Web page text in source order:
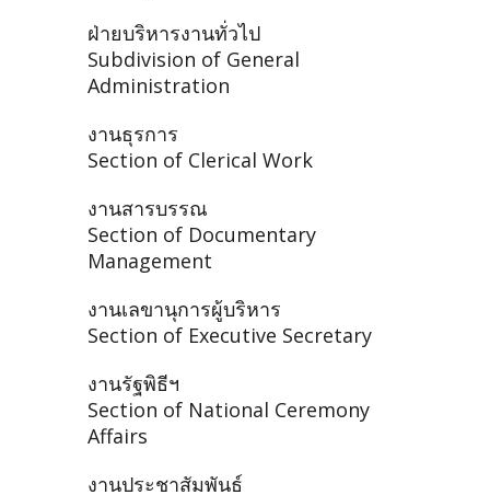
ฝ่ายบริหารงานทั่วไป
Subdivision of General
Administration
งานธุรการ
Section of Clerical Work
งานสารบรรณ
Section of Documentary
Management
งานเลขานุการผู้บริหาร
Section of Executive Secretary
งานรัฐพิธีฯ
Section of National Ceremony
Affairs
งานประชาสัมพันธ์